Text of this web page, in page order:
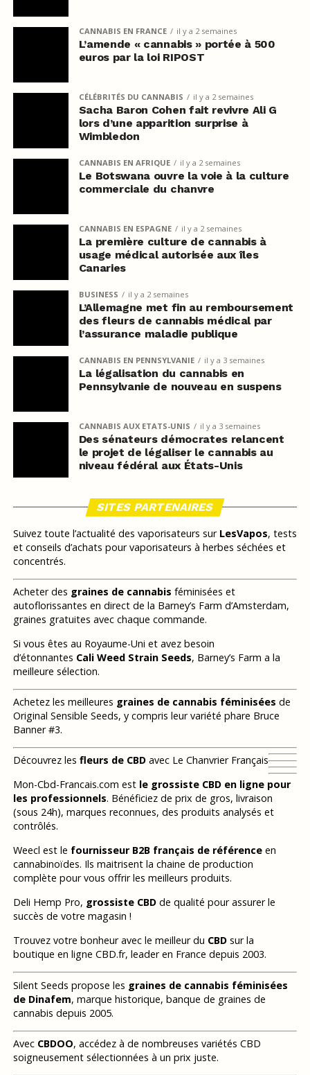
CANNABIS EN FRANCE il y a 2 semaines
L’amende « cannabis » portée à 500
euros par la loi RIPOST
CÉLÉBRITÉS DU CANNABIS il y a 2 semaines
Sacha Baron Cohen fait revivre Ali G
lors d’une apparition surprise à
Wimbledon
CANNABIS EN AFRIQUE il y a 2 semaines
Le Botswana ouvre la voie à la culture
commerciale du chanvre
CANNABIS EN ESPAGNE il y a 2 semaines
La première culture de cannabis à
usage médical autorisée aux îles
Canaries
BUSINESS il y a 2 semaines
L’Allemagne met fin au remboursement
des fleurs de cannabis médical par
l’assurance maladie publique
CANNABIS EN PENNSYLVANIE il y a 3 semaines
La légalisation du cannabis en
Pennsylvanie de nouveau en suspens
CANNABIS AUX ETATS-UNIS il y a 3 semaines
Des sénateurs démocrates relancent
le projet de légaliser le cannabis au
niveau fédéral aux États-Unis
SITES PARTENAIRES
Suivez toute l’actualité des vaporisateurs sur LesVapos, tests
et conseils d’achats pour vaporisateurs à herbes séchées et
concentrés.
Acheter des graines de cannabis féminisées et
autoflorissantes en direct de la Barney’s Farm d’Amsterdam,
graines gratuites avec chaque commande.
Si vous êtes au Royaume-Uni et avez besoin
d’étonnantes Cali Weed Strain Seeds, Barney’s Farm a la
meilleure sélection.
Achetez les meilleures graines de cannabis féminisées de
Original Sensible Seeds, y compris leur variété phare Bruce
Banner #3.
Découvrez les fleurs de CBDavec Le Chanvrier Français
Mon-Cbd-Francais.com est le grossiste CBD en ligne pour
les professionnels. Bénéficiez de prix de gros, livraison
(sous 24h), marques reconnues, des produits analysés et
contrôlés.
Weecl est le fournisseur B2B français de référenceen
cannabinoïdes. Ils maitrisent la chaine de production
complète pour vous offrir les meilleurs produits.
Deli Hemp Pro, grossiste CBDde qualité pour assurer le
succès de votre magasin !
Trouvez votre bonheur avec le meilleur du CBDsur la
boutique en ligne CBD.fr, leader en France depuis 2003.
Silent Seeds propose les graines de cannabis féminisées
de Dinafem, marque historique, banque de graines de
cannabis depuis 2005.
Avec CBDOO, accédez à de nombreuses variétés CBD
soigneusement sélectionnées à un prix juste.